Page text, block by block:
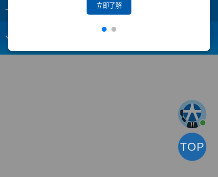
立即了解
+
webmaster@yuanta.com
TOP